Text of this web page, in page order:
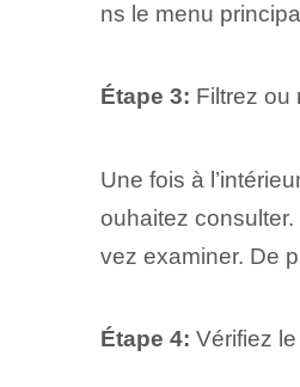
ns le ⁤menu
Étape 3: Filtrez ou
Une fois⁢ à
ouhaitez
vez examiner. De
Étape 4: Vérifiez